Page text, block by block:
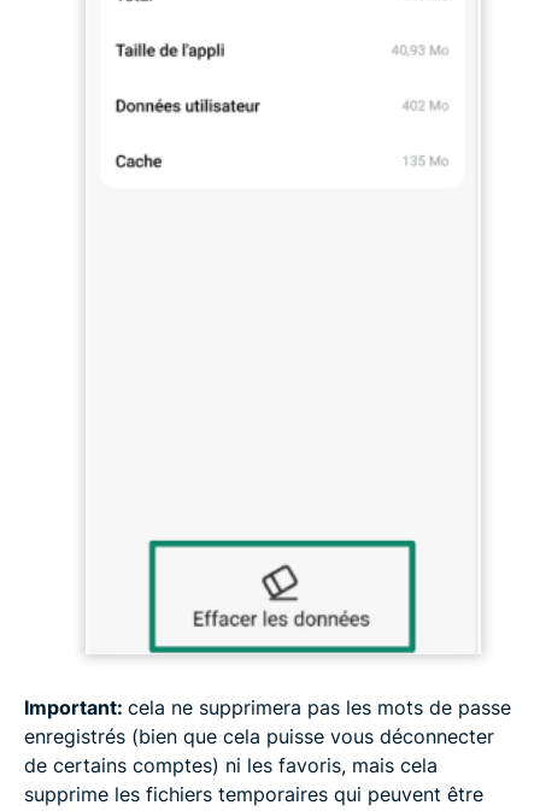
Important: cela ne supprimera pas les mots de passe
enregistrés (bien que cela puisse vous déconnecter
de certains comptes) ni les favoris, mais cela
supprime les fichiers temporaires qui peuvent être